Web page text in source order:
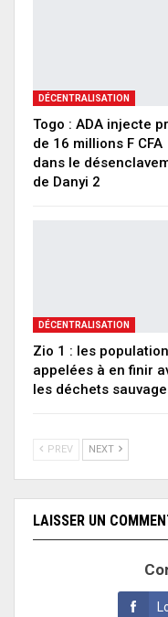
DÉCENTRALISATION
Togo : ADA injecte
de 16 millions F CFA
dans le
de Danyi 2
DÉCENTRALISATION
Zio 1 : les
appelées à en finir
les déchets
PREV NEXT
LAISSER UN